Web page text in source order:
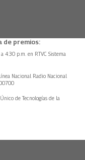
de premios:
4:30 p.m. en RTVC Sistema
Nacional Radio Nacional
de Tecnologías de la